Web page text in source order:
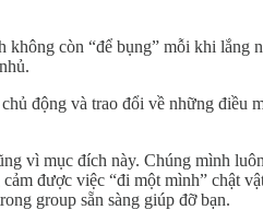
không còn “để bụng” mỗi khi
động và trao đổi về những điều
vì mục đích này. Chúng mình
được việc “đi một mình” chật
group sẵn sàng giúp đỡ bạn.